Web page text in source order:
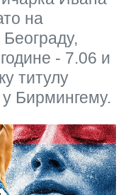
на
- 7.06 и
титулу
у Бирмингему.